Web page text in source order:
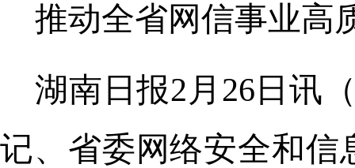
推动全省网信事业高
湖南日报2月26日讯
记、省委网络安全和信